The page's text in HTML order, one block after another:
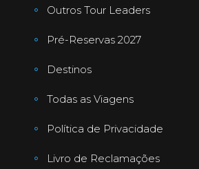
Outros Tour Leaders
Pré-Reservas 2027
Destinos
Todas as Viagens
Política de Privacidade
Livro de Reclamações